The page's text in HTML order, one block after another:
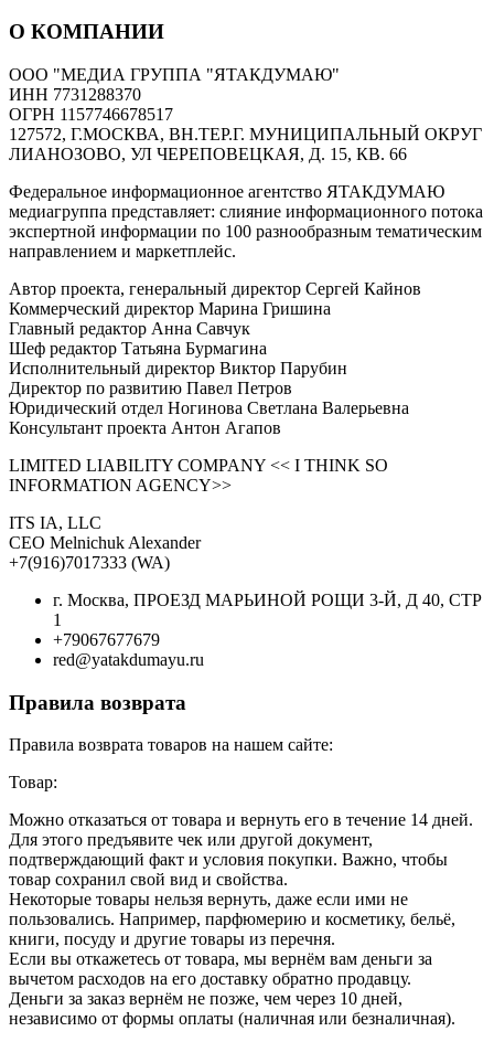
О КОМПАНИИ
ООО "МЕДИА ГРУППА "ЯТАКДУМАЮ"
ИНН 7731288370
ОГРН 1157746678517
127572, Г.МОСКВА, ВН.ТЕР.Г. МУНИЦИПАЛЬНЫЙ ОКРУГ
ЛИАНОЗОВО, УЛ ЧЕРЕПОВЕЦКАЯ, Д. 15, КВ. 66
Федеральное информационное агентство ЯТАКДУМАЮ
медиагруппа представляет: слияние информационного потока
экспертной информации по 100 разнообразным тематическим
направлением и маркетплейс.
Автор проекта, генеральный директор Сергей Кайнов
Коммерческий директор Марина Гришина
Главный редактор Анна Савчук
Шеф редактор Татьяна Бурмагина
Исполнительный директор Виктор Парубин
Директор по развитию Павел Петров
Юридический отдел Ногинова Светлана Валерьевна
Консультант проекта Антон Агапов
LIMITED LIABILITY COMPANY << I THINK SO
INFORMATION AGENCY>>
ITS IA, LLC
CEO Melnichuk Alexander
+7(916)7017333 (WA)
г. Москва, ПРОЕЗД МАРЬИНОЙ РОЩИ 3-Й, Д 40, СТР
1
+79067677679
red@yatakdumayu.ru
Правила возврата
Правила возврата товаров на нашем сайте:
Товар:
Можно отказаться от товара и вернуть его в течение 14 дней.
Для этого предъявите чек или другой документ,
подтверждающий факт и условия покупки. Важно, чтобы
товар сохранил свой вид и свойства.
Некоторые товары нельзя вернуть, даже если ими не
пользовались. Например, парфюмерию и косметику, бельё,
книги, посуду и другие товары из перечня.
Если вы откажетесь от товара, мы вернём вам деньги за
вычетом расходов на его доставку обратно продавцу.
Деньги за заказ вернём не позже, чем через 10 дней,
независимо от формы оплаты (наличная или безналичная).